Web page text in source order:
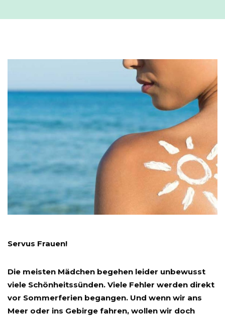
Servus Frauen!
Die meisten Mädchen begehen leider unbewusst
viele Schönheitssünden. Viele Fehler werden direkt
vor Sommerferien begangen. Und wenn wir ans
Meer oder ins Gebirge fahren, wollen wir doch